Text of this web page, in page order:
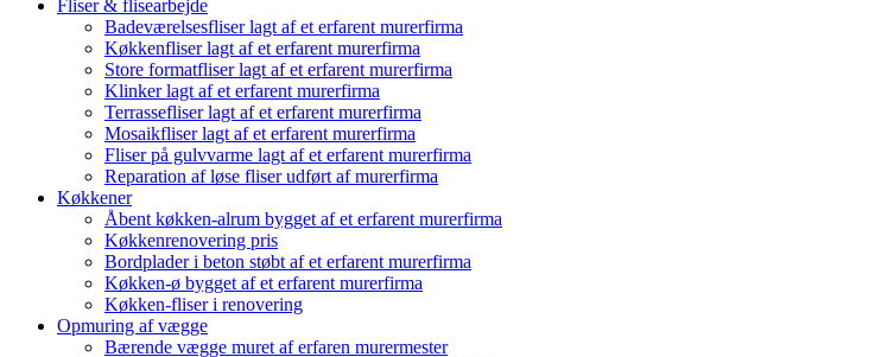
Fliser & flisearbejde
Badeværelsesfliser lagt af et erfarent murerfirma
Køkkenfliser lagt af et erfarent murerfirma
Store formatfliser lagt af et erfarent murerfirma
Klinker lagt af et erfarent murerfirma
Terrassefliser lagt af et erfarent murerfirma
Mosaikfliser lagt af et erfarent murerfirma
Fliser på gulvvarme lagt af et erfarent murerfirma
Reparation af løse fliser udført af murerfirma
Køkkener
Åbent køkken-alrum bygget af et erfarent murerfirma
Køkkenrenovering pris
Bordplader i beton støbt af et erfarent murerfirma
Køkken-ø bygget af et erfarent murerfirma
Køkken-fliser i renovering
Opmuring af vægge
Bærende vægge muret af erfaren murermester